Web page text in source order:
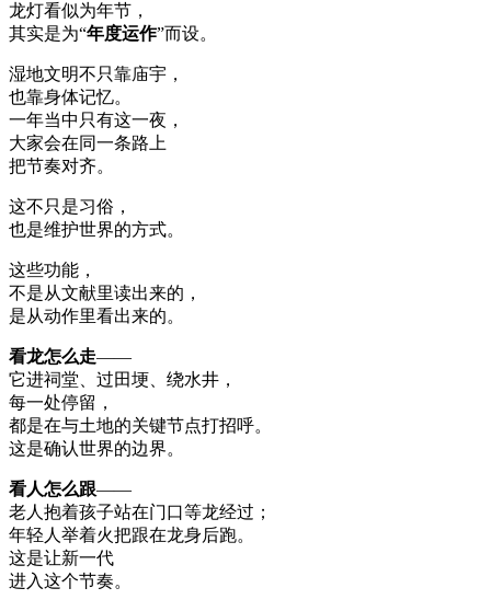
龙灯看似为年节，
其实是为“年度运作”而设。
湿地文明不只靠庙宇，
也靠身体记忆。
一年当中只有这一夜，
大家会在同一条路上
把节奏对齐。
这不只是习俗，
也是维护世界的方式。
这些功能，
不是从文献里读出来的，
是从动作里看出来的。
看龙怎么走——
它进祠堂、过田埂、绕水井，
每一处停留，
都是在与土地的关键节点打招呼。
这是确认世界的边界。
看人怎么跟——
老人抱着孩子站在门口等龙经过；
年轻人举着火把跟在龙身后跑。
这是让新一代
进入这个节奏。